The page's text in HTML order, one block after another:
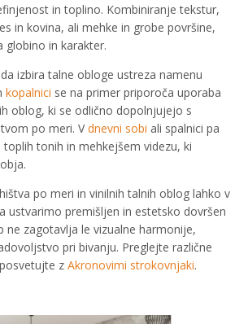
in toplino. Kombiniranje tekstur,
in kovina, ali mehke in grobe površine,
globino in karakter.
izbira talne obloge ustreza namenu
kopalnici se na primer priporoča uporaba
oblog, ki se odlično dopolnjujejo s
po meri. Vdnevni sobi ali spalnici pa
tonih in mehkejšem videzu, ki
po meri in vinilnih talnih oblog lahko v
ustvarimo premišljen in estetsko dovršen
ne zagotavlja le vizualne harmonije,
pri bivanju. Preglejte različne
z Akronovimi strokovnjaki.